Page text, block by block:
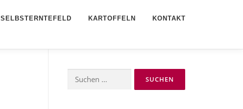
SELBSTERNTEFELD KARTOFFELN KONTAKT
Suchen
nach: